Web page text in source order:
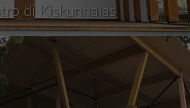
di Kiskunhalas